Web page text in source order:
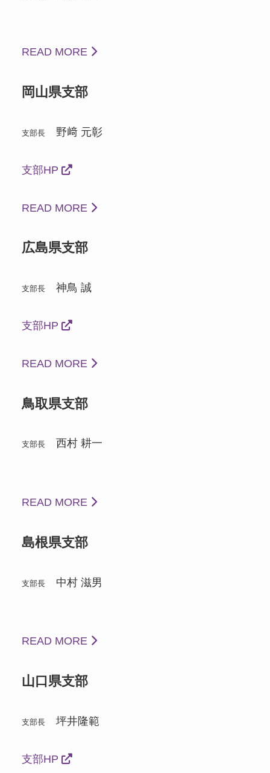
READ MORE
岡山県支部
支部長野﨑 元彰
支部HP
READ MORE
広島県支部
支部長神鳥 誠
支部HP
READ MORE
鳥取県支部
支部長西村 耕一
READ MORE
島根県支部
支部長中村 滋男
READ MORE
山口県支部
支部長坪井隆範
支部HP